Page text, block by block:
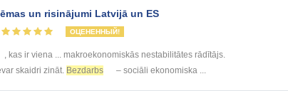
un risinājumi Latvijā un ES
ОЦЕНЕННЫЙ!
, kas ir viena ... makroekonomiskās nestabilitātes rādītājs.
skaidri zināt. Bezdarbs – sociāli ekonomiska ...